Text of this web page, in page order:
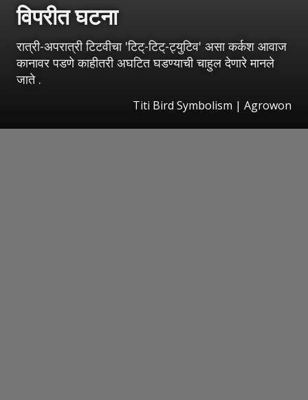
विपरीत घटना
रात्री-अपरात्री टिटवीचा 'टिट्-टिट्-ट्युटिव' असा कर्कश आवाज
कानावर पडणे काहीतरी अघटित घडण्याची चाहुल देणारे मानले
जाते .
Titi Bird Symbolism | Agrowon